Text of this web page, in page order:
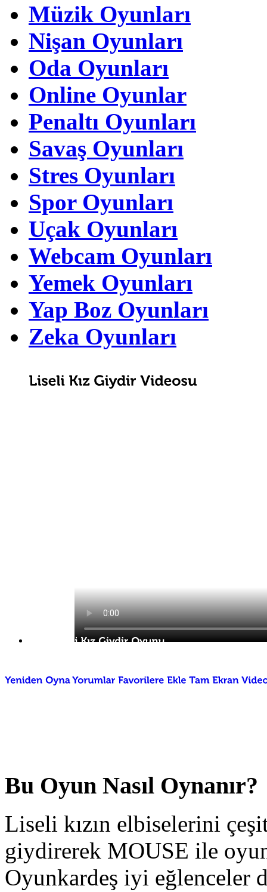
Müzik Oyunları
Nişan Oyunları
Oda Oyunları
Online Oyunlar
Penaltı Oyunları
Savaş Oyunları
Stres Oyunları
Spor Oyunları
Uçak Oyunları
Webcam Oyunları
Yemek Oyunları
Yap Boz Oyunları
Zeka Oyunları
Bu Oyun Nasıl Oynanır?
Liseli kızın elbiselerini
giydirerek MOUSE ile
Oyunkardeş iyi eğlenceler